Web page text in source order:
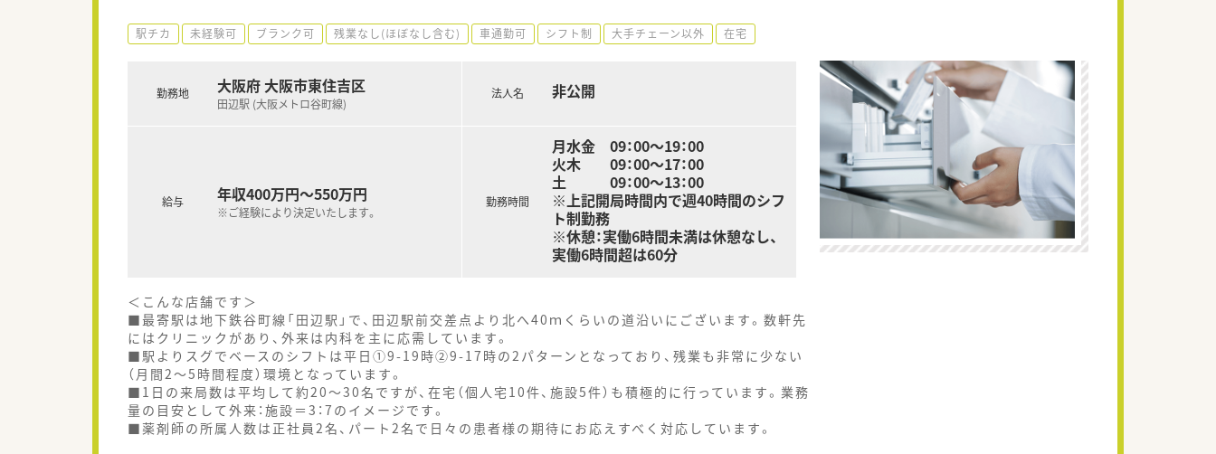
駅チカ 未経験可 ブランク可 残業なし(ほぼなし含む) 車通勤可 シフト制 大手チェーン以外 在宅
勤務地 大阪府 大阪市東住吉区
田辺駅 (大阪メトロ谷町線)
給与 年収400万円～550万円
※ご経験により決定いたします。
法人名 非公開
勤務時間
月水金 09：00～19：00
火木 09：00～17：00
土 09：00～13：00
※上記開局時間内で週40時間のシフ
ト制勤務
※休憩：実働6時間未満は休憩なし、
実働6時間超は60分
＜こんな店舗です＞
■最寄駅は地下鉄谷町線「田辺駅」で、田辺駅前交差点より北へ40ｍくらいの道沿いにございます。数軒先
にはクリニックがあり、外来は内科を主に応需しています。
■駅よりスグでベースのシフトは平日①9-19時②9-17時の2パターンとなっており、残業も非常に少ない
（月間2～5時間程度）環境となっています。
■1日の来局数は平均して約20～30名ですが、在宅（個人宅10件、施設5件）も積極的に行っています。業務
量の目安として外来：施設＝3：7のイメージです。
■薬剤師の所属人数は正社員2名、パート2名で日々の患者様の期待にお応えすべく対応しています。